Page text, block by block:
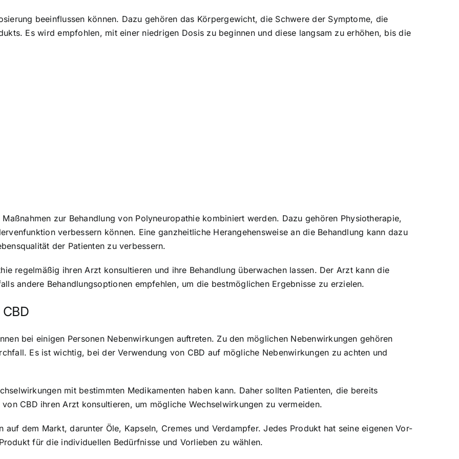
beeinflussen können. Dazu gehören das Körpergewicht, die Schwere der Symptome, die
Es wird empfohlen, mit einer niedrigen Dosis zu beginnen und diese langsam zu erhöhen, bis die
zur Behandlung von Polyneuropathie kombiniert werden. Dazu gehören Physiotherapie,
verbessern können. Eine ganzheitliche Herangehensweise an die Behandlung kann dazu
der Patienten zu verbessern.
regelmäßig ihren Arzt konsultieren und ihre Behandlung überwachen lassen. Der Arzt kann die
andere Behandlungsoptionen empfehlen, um die bestmöglichen Ergebnisse zu erzielen.
bei einigen Personen Nebenwirkungen auftreten. Zu den möglichen Nebenwirkungen gehören
Es ist wichtig, bei der Verwendung von CBD auf mögliche Nebenwirkungen zu achten und
mit bestimmten Medikamenten haben kann. Daher sollten Patienten, die bereits
CBD ihren Arzt konsultieren, um mögliche Wechselwirkungen zu vermeiden.
dem Markt, darunter Öle, Kapseln, Cremes und Verdampfer. Jedes Produkt hat seine eigenen Vor-
für die individuellen Bedürfnisse und Vorlieben zu wählen.